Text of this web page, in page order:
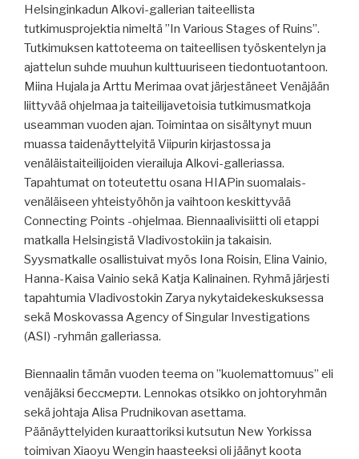
Helsinginkadun Alkovi-gallerian taiteellista
tutkimusprojektia nimeltä ”In Various Stages of Ruins”.
Tutkimuksen kattoteema on taiteellisen työskentelyn ja
ajattelun suhde muuhun kulttuuriseen tiedontuotantoon.
Miina Hujala ja Arttu Merimaa ovat järjestäneet Venäjään
liittyvää ohjelmaa ja taiteilijavetoisia tutkimusmatkoja
useamman vuoden ajan. Toimintaa on sisältynyt muun
muassa taidenäyttelyitä Viipurin kirjastossa ja
venäläistaiteilijoiden vierailuja Alkovi-galleriassa.
Tapahtumat on toteutettu osana HIAPin suomalais-
venäläiseen yhteistyöhön ja vaihtoon keskittyvää
Connecting Points -ohjelmaa. Biennaalivisiitti oli etappi
matkalla Helsingistä Vladivostokiin ja takaisin.
Syysmatkalle osallistuivat myös Iona Roisin, Elina Vainio,
Hanna-Kaisa Vainio sekä Katja Kalinainen. Ryhmä järjesti
tapahtumia Vladivostokin Zarya nykytaidekeskuksessa
sekä Moskovassa Agency of Singular Investigations
(ASI) -ryhmän galleriassa.
Biennaalin tämän vuoden teema on ”kuolemattomuus” eli
venäjäksi бессмерти. Lennokas otsikko on johtoryhmän
sekä johtaja Alisa Prudnikovan asettama.
Päänäyttelyiden kuraattoriksi kutsutun New Yorkissa
toimivan Xiaoyu Wengin haasteeksi oli jäänyt koota